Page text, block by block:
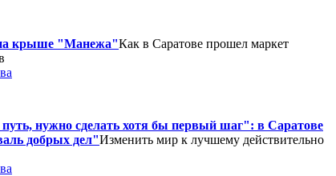
крыше "Манежа"Как в Саратове прошел маркет
нужно сделать хотя бы первый шаг": в Саратове
добрых дел"Изменить мир к лучшему действительно